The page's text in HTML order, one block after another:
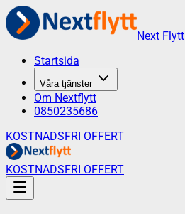
Next Flytt
Startsida
Våra tjänster
Om Nextflytt
0850235686
KOSTNADSFRI OFFERT
KOSTNADSFRI OFFERT